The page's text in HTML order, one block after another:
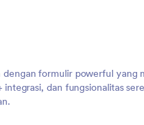
formulir powerful yang
dan fungsionalitas